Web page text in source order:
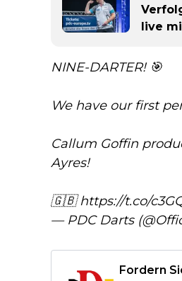
live
NINE-DARTER! 🎯
We have our first
Callum Goffin
Ayres!
🇬🇧https://t.co/
— PDC Darts
Fordern